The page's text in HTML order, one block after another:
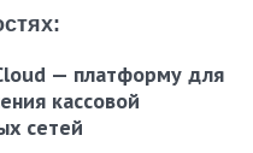
— платформу для
кассовой
сетей